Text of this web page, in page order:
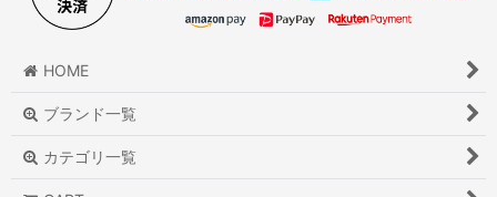
HOME
ブランド一覧
カテゴリ一覧